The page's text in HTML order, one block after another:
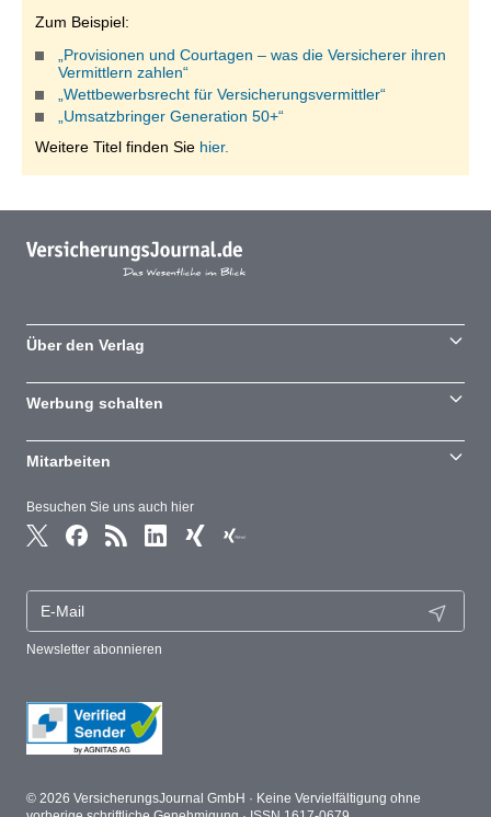
Zum Beispiel:
„Provisionen und Courtagen – was die Versicherer ihren
Vermittlern zahlen“
„Wettbewerbsrecht für Versicherungsvermittler“
„Umsatzbringer Generation 50+“
Weitere Titel finden Sie hier.
Besuchen Sie uns auch hier
Newsletter abonnieren
Über den Verlag
Werbung schalten
Mitarbeiten
© 2026 VersicherungsJournal GmbH · Keine Vervielfältigung ohne